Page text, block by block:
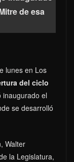
de esa
lunes en Los
del ciclo
inaugurado el
se desarrolló
Walter
la Legislatura,